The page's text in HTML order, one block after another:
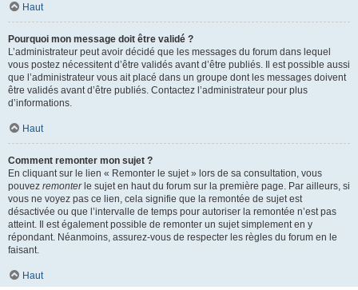
Haut
Pourquoi mon message doit être validé ?
L’administrateur peut avoir décidé que les messages du forum dans lequel
vous postez nécessitent d’être validés avant d’être publiés. Il est possible aussi
que l’administrateur vous ait placé dans un groupe dont les messages doivent
être validés avant d’être publiés. Contactez l’administrateur pour plus
d’informations.
Haut
Comment remonter mon sujet ?
En cliquant sur le lien « Remonter le sujet » lors de sa consultation, vous
pouvez remonterle sujet en haut du forum sur la première page. Par ailleurs, si
vous ne voyez pas ce lien, cela signifie que la remontée de sujet est
désactivée ou que l’intervalle de temps pour autoriser la remontée n’est pas
atteint. Il est également possible de remonter un sujet simplement en y
répondant. Néanmoins, assurez-vous de respecter les règles du forum en le
faisant.
Haut